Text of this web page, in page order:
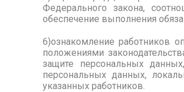
Федерального закона,
обеспечение выполнения
6)ознакомление работников
положениями
защите персональных
персональных данных,
указанных работников.